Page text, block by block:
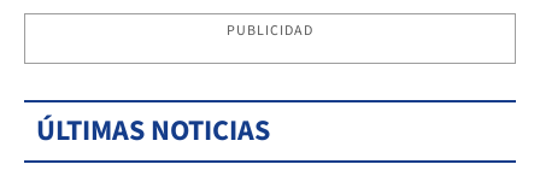
PUBLICIDAD
ÚLTIMAS NOTICIAS